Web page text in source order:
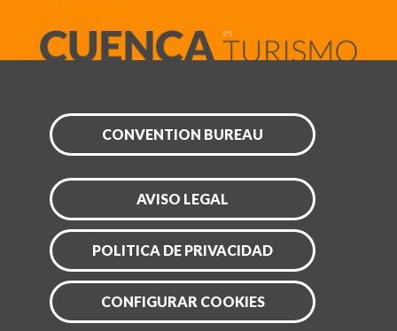
CONVENTION BUREAU
AVISO LEGAL
POLITICA DE PRIVACIDAD
CONFIGURAR COOKIES